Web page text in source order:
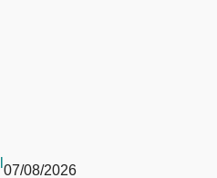
07/08/2026